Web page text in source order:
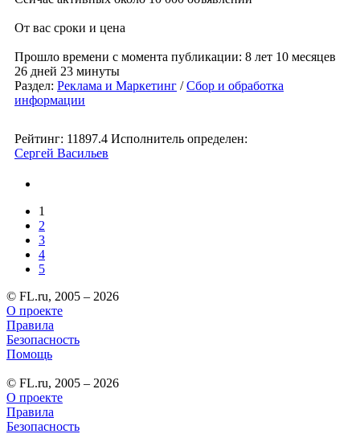
От вас сроки и цена
Прошло времени с момента публикации: 8 лет 10 месяцев
26 дней 23 минуты
Раздел: Реклама и Маркетинг /Сбор и обработка
информации
Рейтинг: 11897.4 Исполнитель определен:
Сергей Васильев
1
2
3
4
5
© FL.ru, 2005 – 2026
О проекте
Правила
Безопасность
Помощь
© FL.ru, 2005 – 2026
О проекте
Правила
Безопасность